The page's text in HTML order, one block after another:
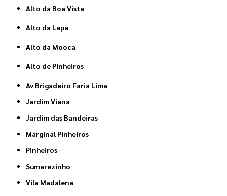
Alto da Boa Vista
Alto da Lapa
Alto da Mooca
Alto de Pinheiros
Av Brigadeiro Faria Lima
Jardim Viana
Jardim das Bandeiras
Marginal Pinheiros
Pinheiros
Sumarezinho
Vila Madalena